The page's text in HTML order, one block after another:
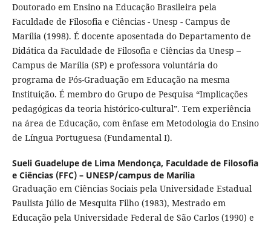
Doutorado em Ensino na Educação Brasileira pela
Faculdade de Filosofia e Ciências - Unesp - Campus de
Marília (1998). É docente aposentada do Departamento de
Didática da Faculdade de Filosofia e Ciências da Unesp –
Campus de Marília (SP) e professora voluntária do
programa de Pós-Graduação em Educação na mesma
Instituição. É membro do Grupo de Pesquisa “Implicações
pedagógicas da teoria histórico-cultural”. Tem experiência
na área de Educação, com ênfase em Metodologia do Ensino
de Língua Portuguesa (Fundamental I).
Sueli Guadelupe de Lima Mendonça, Faculdade de Filosofia
e Ciências (FFC) – UNESP/campus de Marília
Graduação em Ciências Sociais pela Universidade Estadual
Paulista Júlio de Mesquita Filho (1983), Mestrado em
Educação pela Universidade Federal de São Carlos (1990) e